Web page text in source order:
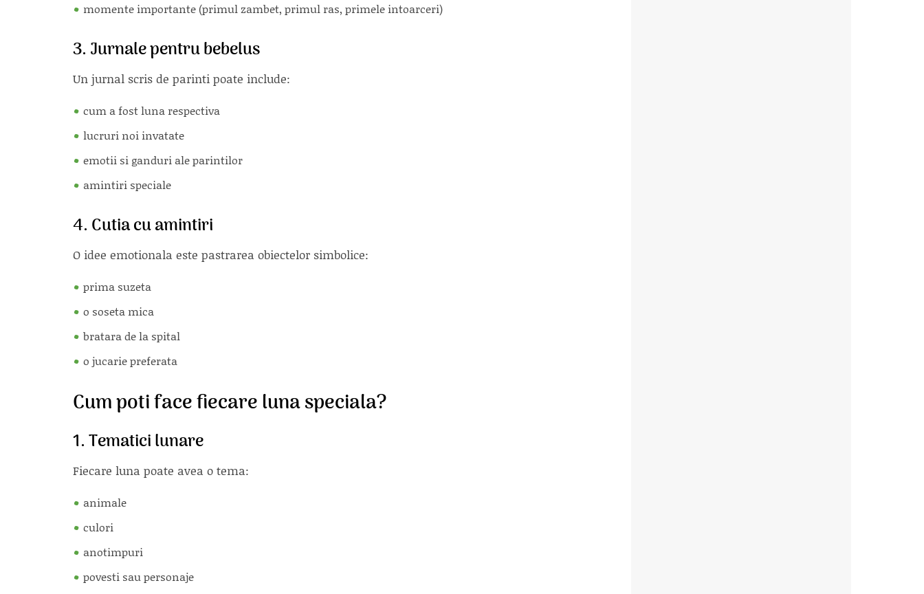
momente importante (primul zambet, primul ras, primele intoarceri)
3. Jurnale pentru bebelus
Un jurnal scris de parinti poate include:
cum a fost luna respectiva
lucruri noi invatate
emotii si ganduri ale parintilor
amintiri speciale
4. Cutia cu amintiri
O idee emotionala este pastrarea obiectelor simbolice:
prima suzeta
o soseta mica
bratara de la spital
o jucarie preferata
Cum poti face fiecare luna speciala?
1. Tematici lunare
Fiecare luna poate avea o tema:
animale
culori
anotimpuri
povesti sau personaje